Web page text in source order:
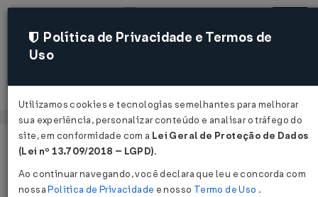
Acessar
Página Inicial Legislações
Portaria MPS Nº 723 DE
Política de Privacidade e Termos de
Uso
Utilizamos cookies e tecnologias semelhantes para melhorar
sua experiência, personalizar conteúdo e analisar o tráfego do
site, em conformidade com a Lei Geral de Proteção de Dados
(Lei nº 13.709/2018 – LGPD).
Ao continuar navegando, você declara que leu e concorda com
nossaPolítica de Privacidade e nosso Termo de Uso .